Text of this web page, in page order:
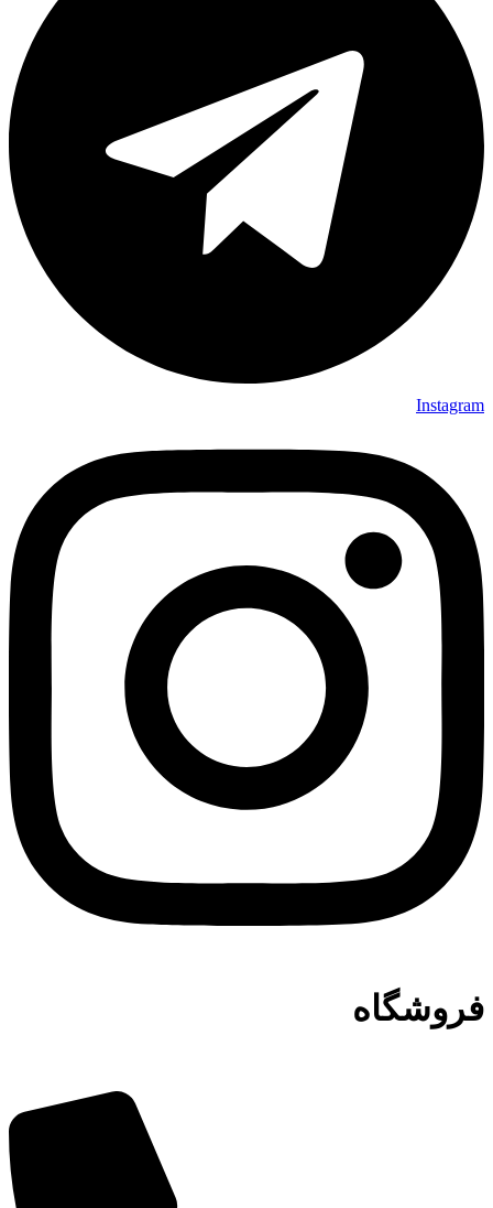
Instagram
فروشگاه